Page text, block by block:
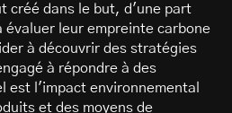
créé dans le but, d'une part
leur empreinte carbone
à découvrir des stratégies
à répondre à des
est l'impact environnemental
et des moyens de